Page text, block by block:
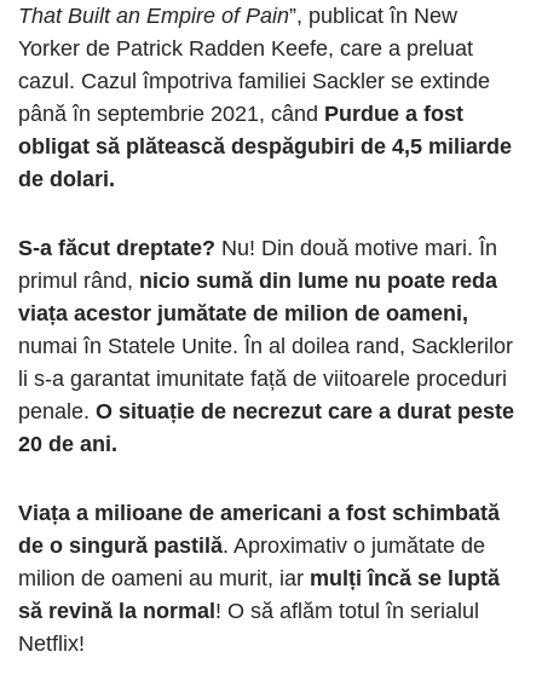
That Built an Empire of Pain”, publicat în New
Yorker de Patrick Radden Keefe, care a preluat
cazul. Cazul împotriva familiei Sackler se extinde
până în septembrie 2021, când Purdue a fost
obligat să plătească despăgubiri de 4,5 miliarde
de dolari.
S-a făcut dreptate? Nu! Din două motive mari. În
primul rând, nicio sumă din lume nu poate reda
viața acestor jumătate de milion de oameni,
numai în Statele Unite. În al doilea rand, Sacklerilor
li s-a garantat imunitate față de viitoarele proceduri
penale. O situație de necrezut care a durat peste
20 de ani.
Viața a milioane de americani a fost schimbată
de o singură pastilă. Aproximativ o jumătate de
milion de oameni au murit, iar mulți încă se luptă
să revină la normal! O să aflăm totul în serialul
Netflix!